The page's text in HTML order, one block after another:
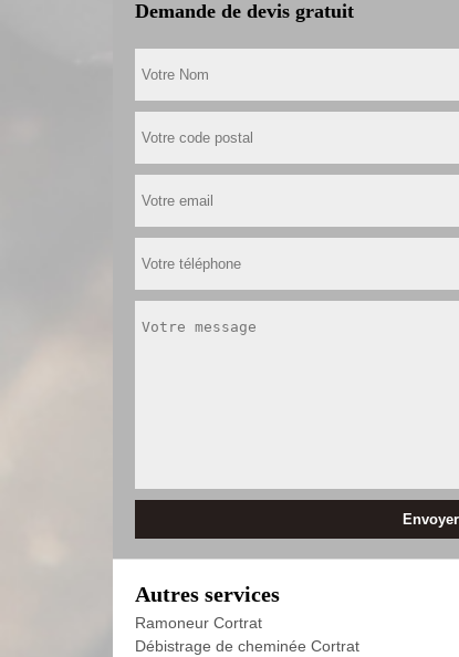
Demande de devis gratuit
Autres services
Ramoneur Cortrat
Débistrage de cheminée Cortrat